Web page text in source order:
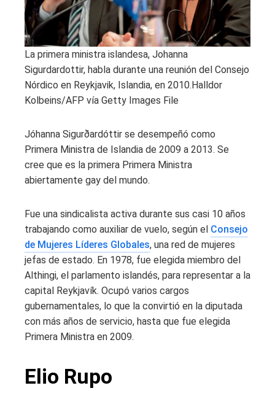
La primera ministra islandesa, Johanna
Sigurdardottir, habla durante una reunión del Consejo
Nórdico en Reykjavik, Islandia, en 2010. Halldor
Kolbeins/AFP vía Getty Images File
Jóhanna Sigurðardóttir se desempeñó como
Primera Ministra de Islandia de 2009 a 2013. Se
cree que es la primera Primera Ministra
abiertamente gay del mundo.
Fue una sindicalista activa durante sus casi 10 años
trabajando como auxiliar de vuelo, según el Consejo
de Mujeres Líderes Globales, una red de mujeres
jefas de estado. En 1978, fue elegida miembro del
Althingi, el parlamento islandés, para representar a la
capital Reykjavík. Ocupó varios cargos
gubernamentales, lo que la convirtió en la diputada
con más años de servicio, hasta que fue elegida
Primera Ministra en 2009.
Elio Rupo